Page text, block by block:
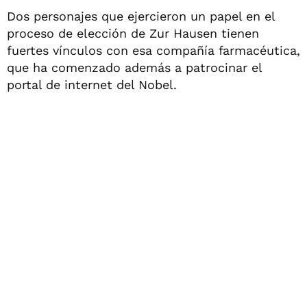
Dos personajes que ejercieron un papel en el
proceso de elección de Zur Hausen tienen
fuertes vínculos con esa compañía farmacéutica,
que ha comenzado además a patrocinar el
portal de internet del Nobel.